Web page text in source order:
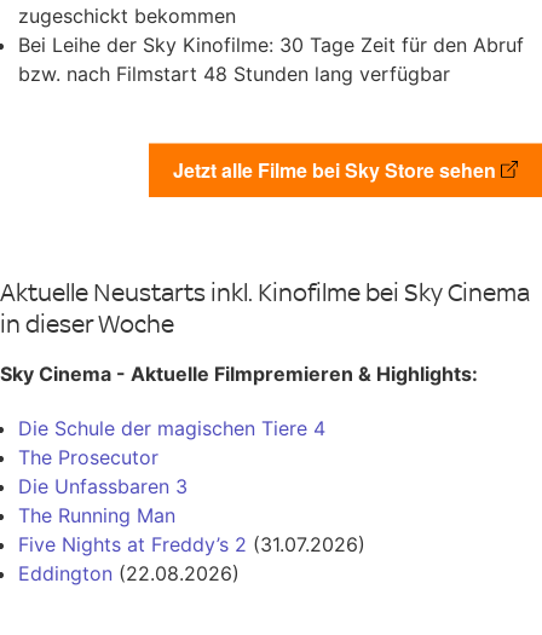
zugeschickt bekommen
Bei Leihe der Sky Kinofilme: 30 Tage Zeit für den Abruf
bzw. nach Filmstart 48 Stunden lang verfügbar
Jetzt alle Filme bei Sky Store sehen
Aktuelle Neustarts inkl. Kinofilme bei Sky Cinema
in dieser Woche
Sky Cinema - Aktuelle Filmpremieren & Highlights:
Die Schule der magischen Tiere 4
The Prosecutor
Die Unfassbaren 3
The Running Man
Five Nights at Freddy’s 2 (31.07.2026)
Eddington (22.08.2026)